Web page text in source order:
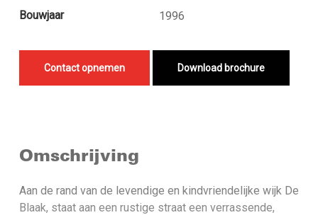
Bouwjaar 1996
Contact opnemen Download brochure
Omschrijving
Aan de rand van de levendige en kindvriendelijke wijk De
Blaak, staat aan een rustige straat een verrassende,